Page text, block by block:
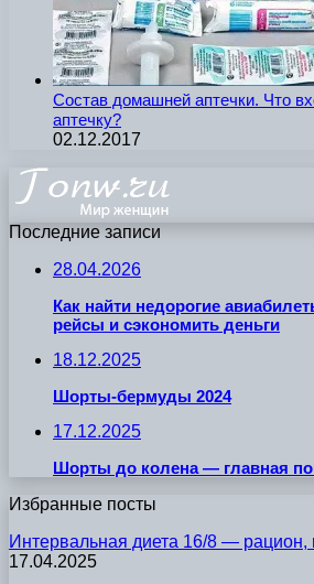
Состав домашней аптечки. Что
аптечку?
02.12.2017
Последние записи
28.04.2026
Как найти недорогие
рейсы и сэкономить деньги
18.12.2025
Шорты-бермуды 2024
17.12.2025
Шорты до колена — главная
Избранные посты
Интервальная диета 16/8 —
17.04.2025